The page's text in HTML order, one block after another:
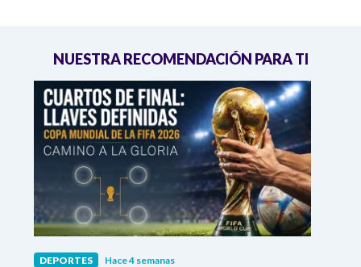
NUESTRA RECOMENDACIÓN PARA TI
DEPORTES Hace 4 semanas